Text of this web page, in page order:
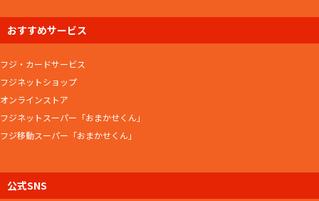
おすすめサービス
フジ・カードサービス
フジネットショップ
オンラインストア
フジネットスーパー「おまかせくん」
フジ移動スーパー「おまかせくん」
公式SNS